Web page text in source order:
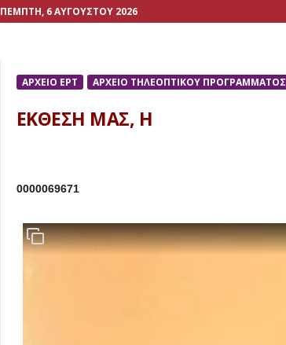
ΠΈΜΠΤΗ, 6 ΑΥΓΟΎΣΤΟΥ 2026
ΑΡΧΕΙΟ ΕΡΤ ΑΡΧΕΙΟ ΤΗΛΕΟΠΤΙΚΟΥ ΠΡΟΓΡΑΜΜΑΤΟΣ
ΕΚΘΕΣΗ ΜΑΣ, Η
0000069671